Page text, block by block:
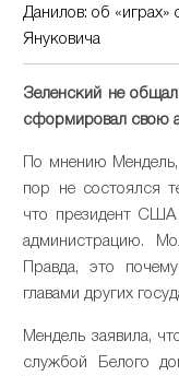
Данилов: об «играх»
Януковича
Зеленский не
сформировал свою
По мнению
пор не состоялся
что президент
администрацию.
Правда, это
главами других
Мендель заявила,
службой Белого